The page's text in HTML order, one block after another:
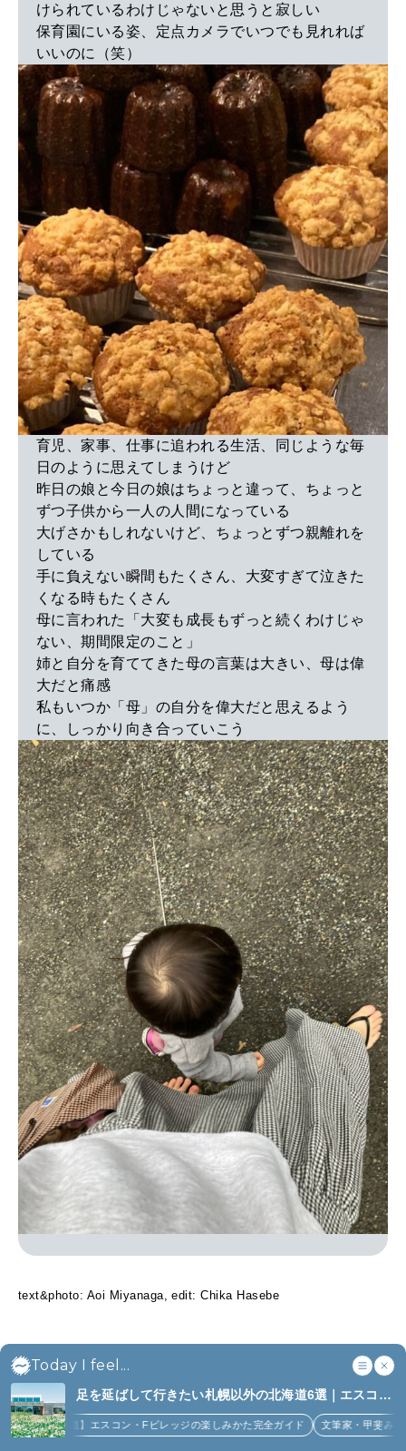
Today I feel...
足を延ばして行きたい札幌以外の北海道6選｜エスコン
フィールド、花咲線、ニセコほか (6)
】エスコン・Fビレッジの楽しみかた完全ガイド 文筆家・甲斐みのりさんが行く
けられているわけじゃないと思うと寂しい
保育園にいる姿、定点カメラでいつでも見れれば
いいのに（笑）
育児、家事、仕事に追われる生活、同じような毎
日のように思えてしまうけど
昨日の娘と今日の娘はちょっと違って、ちょっと
ずつ子供から一人の人間になっている
大げさかもしれないけど、ちょっとずつ親離れを
している
手に負えない瞬間もたくさん、大変すぎて泣きた
くなる時もたくさん
母に言われた「大変も成長もずっと続くわけじゃ
ない、期間限定のこと」
姉と自分を育ててきた母の言葉は大きい、母は偉
大だと痛感
私もいつか「母」の自分を偉大だと思えるよう
に、しっかり向き合っていこう
text&photo: Aoi Miyanaga, edit: Chika Hasebe
SHARE
Related Posts